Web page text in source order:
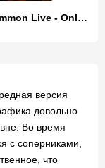
Backgammon Live - Online Games
версия
довольно
Во время
с соперниками,
что